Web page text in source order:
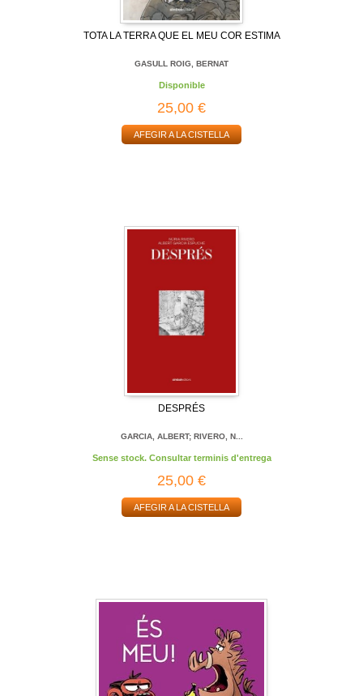
TOTA LA TERRA QUE EL MEU COR ESTIMA
GASULL ROIG, BERNAT
Disponible
25,00 €
AFEGIR A LA CISTELLA
DESPRÉS
GARCIA, ALBERT; RIVERO, N...
Sense stock. Consultar terminis d'entrega
25,00 €
AFEGIR A LA CISTELLA